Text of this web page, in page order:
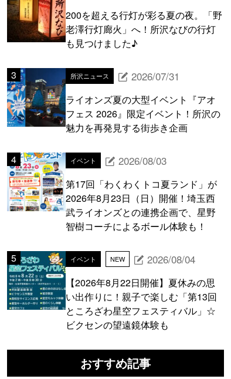
200を超える行灯が彩る夏の夜。「野
老澤行灯廊火」へ！所沢なびの行灯
も見つけました♪
所沢ニュース 2026/07/31
ライオンズ夏の大型イベント『アオ
フェス 2026』限定イベント！所沢の
魅力を再発見する街歩き企画
イベント 2026/08/03
第17回「わくわくトコ夏ランド」が
2026年8月23日（日）開催！埼玉西
武ライオンズとの連携企画で、星野
智樹コーチによるボール体験も！
イベント NEW 2026/08/04
【2026年8月22日開催】夏休みの思
い出作りに！親子で楽しむ「第13回
ところざわ星空フェスティバル」☆
ビクセンの望遠鏡体験も
おすすめ記事